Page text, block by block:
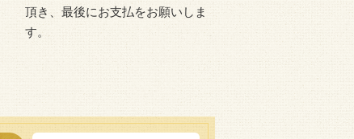
頂き、最後にお支払をお願いしま
す。